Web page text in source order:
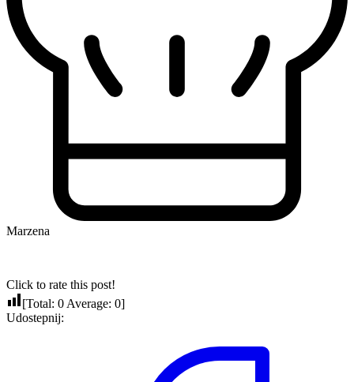
Marzena
Click to rate this post!
[Total: 0 Average: 0]
Udostepnij: